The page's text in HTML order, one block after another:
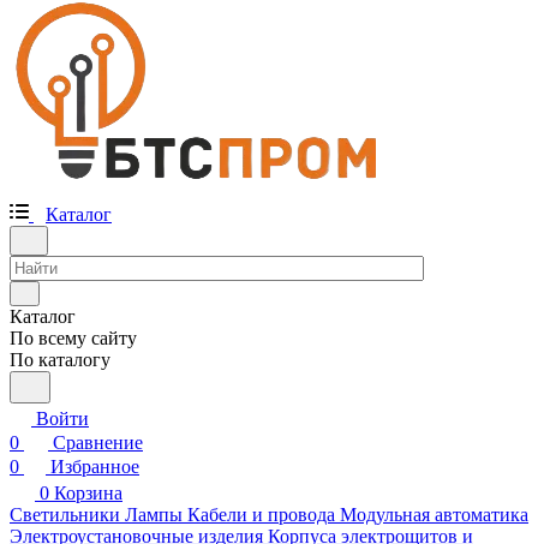
Каталог
Каталог
По всему сайту
По каталогу
Войти
0
Сравнение
0
Избранное
0 Корзина
Светильники Лампы Кабели и провода Модульная автоматика
Электроустановочные изделия Корпуса электрощитов и